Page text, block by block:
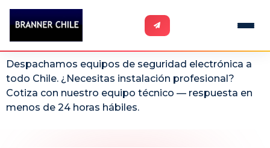
Despachamos equipos de seguridad electrónica a
todo Chile. ¿Necesitas instalación profesional?
Cotiza con nuestro equipo técnico — respuesta en
menos de 24 horas hábiles.